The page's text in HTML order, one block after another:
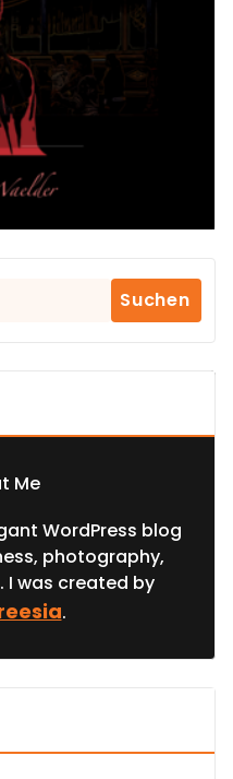
WordPress blog
photography,
was created by
.